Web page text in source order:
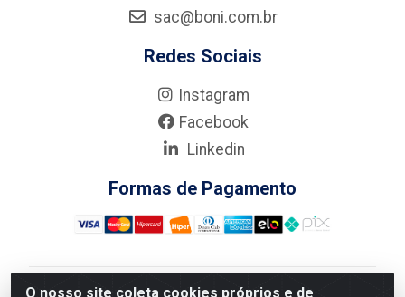
O nosso site coleta cookies próprios e de
sac@boni.com.br
Redes Sociais
Instagram
Facebook
Linkedin
Formas de Pagamento